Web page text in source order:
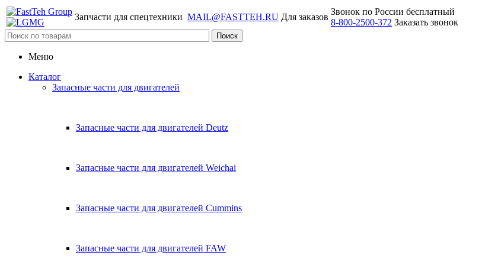
Запчасти для спецтехники MAIL@FASTTEH.RU Для заказов
Звонок по России бесплатный
8-800-2500-372 Заказать звонок
Меню
Каталог
Запасные части для двигателей
Запасные части для двигателей Deutz
Запасные части для двигателей Weichai
Запасные части для двигателей Cummins
Запасные части для двигателей FAW